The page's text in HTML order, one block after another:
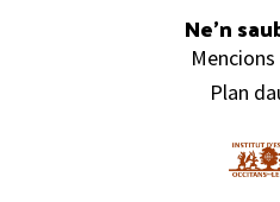
Ne’n
Plan